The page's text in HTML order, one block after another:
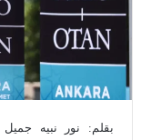
بقلم: نور نبيه